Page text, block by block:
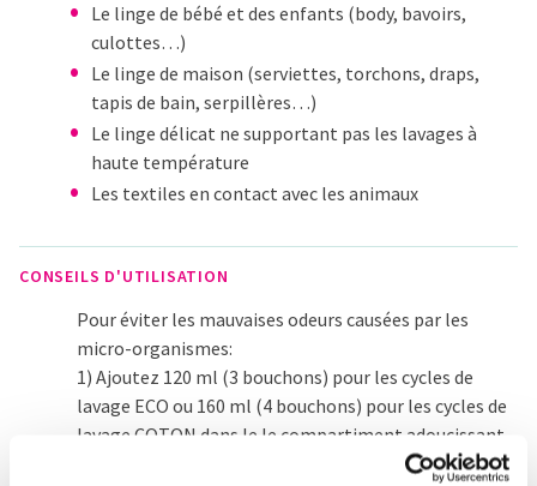
Le linge de bébé et des enfants (body, bavoirs,
culottes…)
Le linge de maison (serviettes, torchons, draps,
tapis de bain, serpillères…)
Le linge délicat ne supportant pas les lavages à
haute température
Les textiles en contact avec les animaux
CONSEILS D'UTILISATION
Pour éviter les mauvaises odeurs causées par les
micro-organismes:
1) Ajoutez 120 ml (3 bouchons) pour les cycles de
lavage ECO ou 160 ml (4 bouchons) pour les cycles de
lavage COTON dans le le compartiment adoucissant.
2) Programmez le cycle de lavage avec votre